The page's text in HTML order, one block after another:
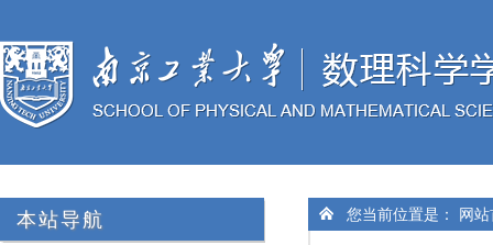
本站导航 您当前位置是： 网